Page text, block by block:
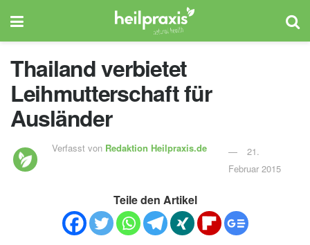
Thailand verbietet
Leihmutterschaft für
Ausländer
Verfasst von Redaktion Heilpraxis.de
21.
Februar 2015
Teile den Artikel